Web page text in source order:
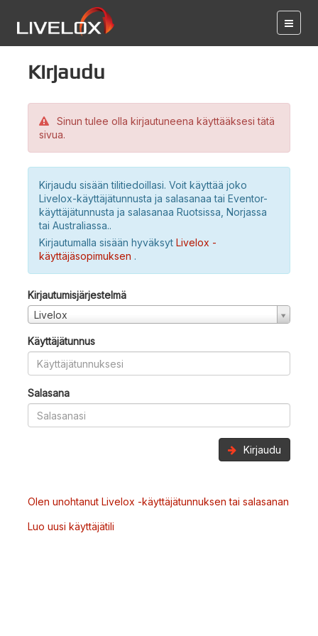
Kirjaudu
Sinun tulee olla kirjautuneena käyttääksesi tätä
sivua.
Kirjaudu sisään tilitiedoillasi. Voit käyttää joko
Livelox-käyttäjätunnusta ja salasanaa tai Eventor-
käyttäjätunnusta ja salasanaa Ruotsissa, Norjassa
tai Australiassa..
Kirjautumalla sisään hyväksyt Livelox -
käyttäjäsopimuksen .
Kirjautumisjärjestelmä
Livelox
Käyttäjätunnus
Salasana
Kirjaudu
Olen unohtanut Livelox -käyttäjätunnuksen tai salasanan
Luo uusi käyttäjätili